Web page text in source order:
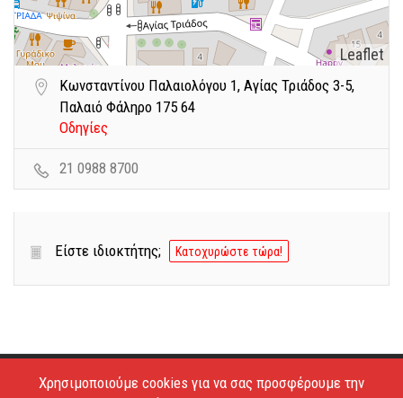
Leaflet
Κωνσταντίνου Παλαιολόγου 1, Αγίας Τριάδος 3-5,
Παλαιό Φάληρο 175 64
Οδηγίες
21 0988 8700
Είστε ιδιοκτήτης; Κατοχυρώστε τώρα!
Copyright © 2026 - Estiatoria. All Rights Reserved.
Χρησιμοποιούμε cookies για να σας προσφέρουμε την